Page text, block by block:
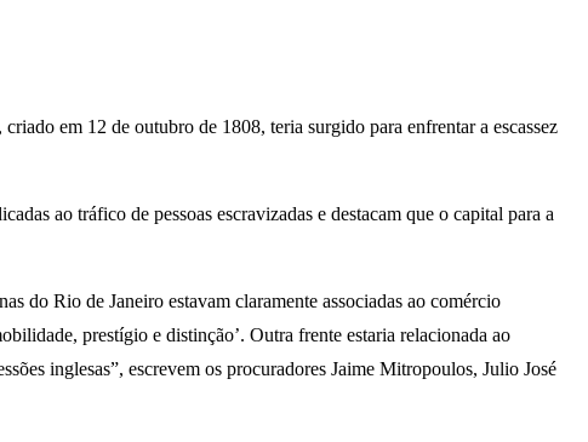
em 12 de outubro de 1808, teria surgido para enfrentar a escassez
ao tráfico de pessoas escravizadas e destacam que o capital para a
do Rio de Janeiro estavam claramente associadas ao comércio
prestígio e distinção’. Outra frente estaria relacionada ao
inglesas”, escrevem os procuradores Jaime Mitropoulos, Julio José